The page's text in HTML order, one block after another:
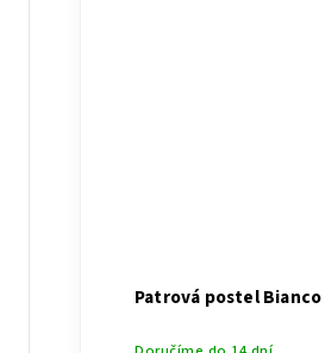
Patrová postel Bianco